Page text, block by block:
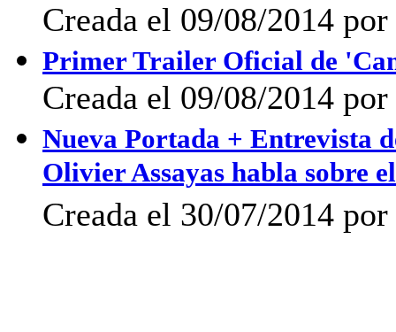
Creada el 09/08/2014
Primer Trailer Oficial de
Creada el 09/08/2014
Nueva Portada + Entrevista
Olivier Assayas habla sobre
Creada el 30/07/2014